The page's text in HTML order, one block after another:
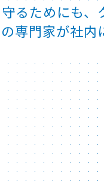
るためにも、
専門家が社内